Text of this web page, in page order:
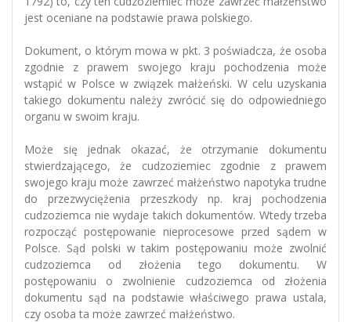
jest oceniane na podstawie prawa polskiego.
Dokument, o którym mowa w pkt. 3 poświadcza, że osoba
zgodnie z prawem swojego kraju pochodzenia może
wstąpić w Polsce w związek małżeński. W celu uzyskania
takiego dokumentu należy zwrócić się do odpowiedniego
organu w swoim kraju.
Może się jednak okazać, że otrzymanie dokumentu
stwierdzającego, że cudzoziemiec zgodnie z prawem
swojego kraju może zawrzeć małżeństwo napotyka trudne
do przezwyciężenia przeszkody np. kraj pochodzenia
cudzoziemca nie wydaje takich dokumentów. Wtedy trzeba
rozpocząć postępowanie nieprocesowe przed sądem w
Polsce. Sąd polski w takim postępowaniu może zwolnić
cudzoziemca od złożenia tego dokumentu. W
postępowaniu o zwolnienie cudzoziemca od złożenia
dokumentu sąd na podstawie właściwego prawa ustala,
czy osoba ta może zawrzeć małżeństwo.